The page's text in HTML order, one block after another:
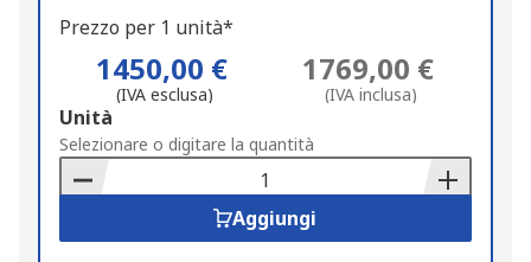
Prezzo per 1 unità*
1450,00 €
(IVA esclusa)
1769,00 €
(IVA inclusa)
Add
to
Basket
Unità
Selezionare o digitare la quantità
Aggiungi